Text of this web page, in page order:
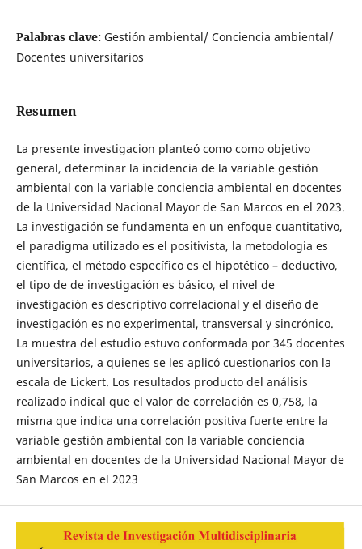
Palabras clave: Gestión ambiental/ Conciencia ambiental/
Docentes universitarios
Resumen
La presente investigacion planteó como como objetivo
general, determinar la incidencia de la variable gestión
ambiental con la variable conciencia ambiental en docentes
de la Universidad Nacional Mayor de San Marcos en el 2023.
La investigación se fundamenta en un enfoque cuantitativo,
el paradigma utilizado es el positivista, la metodologia es
científica, el método específico es el hipotético – deductivo,
el tipo de de investigación es básico, el nivel de
investigación es descriptivo correlacional y el diseño de
investigación es no experimental, transversal y sincrónico.
La muestra del estudio estuvo conformada por 345 docentes
universitarios, a quienes se les aplicó cuestionarios con la
escala de Lickert. Los resultados producto del análisis
realizado indical que el valor de correlación es 0,758, la
misma que indica una correlación positiva fuerte entre la
variable gestión ambiental con la variable conciencia
ambiental en docentes de la Universidad Nacional Mayor de
San Marcos en el 2023